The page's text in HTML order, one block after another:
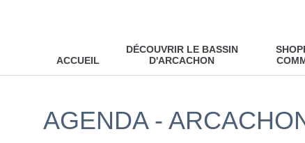
ACCUEIL
DÉCOUVRIR LE BASSIN
D'ARCACHON
AGENDA -